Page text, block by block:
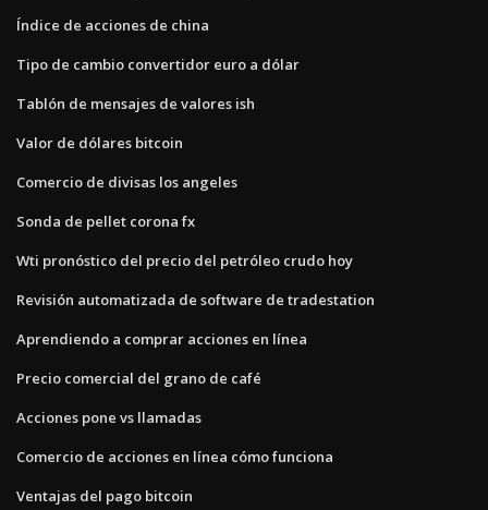
Índice de acciones de china
Tipo de cambio convertidor euro a dólar
Tablón de mensajes de valores ish
Valor de dólares bitcoin
Comercio de divisas los angeles
Sonda de pellet corona fx
Wti pronóstico del precio del petróleo crudo hoy
Revisión automatizada de software de tradestation
Aprendiendo a comprar acciones en línea
Precio comercial del grano de café
Acciones pone vs llamadas
Comercio de acciones en línea cómo funciona
Ventajas del pago bitcoin